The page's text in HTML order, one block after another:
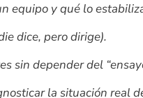
equipo y qué lo
dice, pero dirige).
sin depender del
la situación real